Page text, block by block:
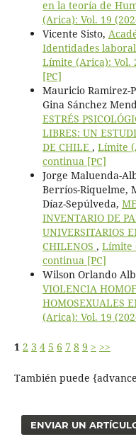
en la teoría de
(Arica): Vol. 19
Vicente Sisto,
Identidades
Límite (Arica): Vol.
[PC]
Mauricio Ramirez-
Gina Sánchez
ESTRÉS
LIBRES: UN
DE CHILE , Límite
continua [PC]
Jorge Maluenda-
Berríos-Riquelme,
Díaz-Sepúlveda,
INVENTARIO DE
UNIVERSITARIOS
CHILENOS , Límite
continua [PC]
Wilson Orlando
VIOLENCIA
HOMOSEXUALES
(Arica): Vol. 19
1 2 3 4 5 6 7 8 9 > >>
También puede
ENVIAR UN